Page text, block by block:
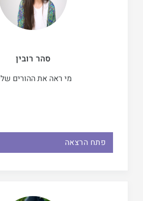
סהר רובין
מי ראה את ההורים
פתח הרצאה